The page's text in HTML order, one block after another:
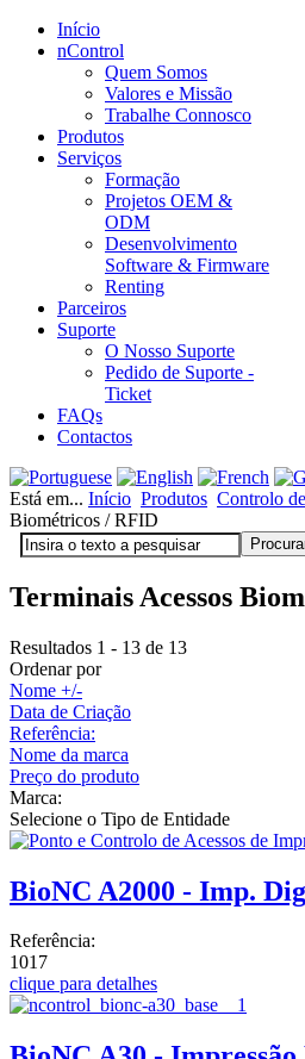
Início
nControl
Quem Somos
Valores e Missão
Trabalhe Connosco
Produtos
Serviços
Formação
Projetos OEM &
ODM
Desenvolvimento
Software & Firmware
Renting
Parceiros
Suporte
O Nosso Suporte
Pedido de Suporte -
Ticket
FAQs
Contactos
Está em... Início Produtos Controlo
Biométricos / RFID
Terminais Acessos
Resultados 1 - 13 de 13
Ordenar por
Nome +/-
Data de Criação
Referência:
Nome da marca
Preço do produto
Marca:
Selecione o Tipo de Entidade
BioNC A2000 - Imp.
Referência:
1017
clique para detalhes